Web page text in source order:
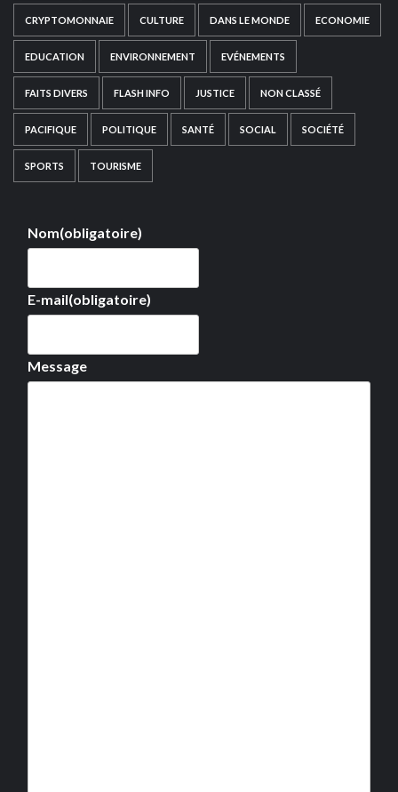
CRYPTOMONNAIE CULTURE DANS LE MONDE ECONOMIE
EDUCATION ENVIRONNEMENT EVÉNEMENTS
FAITS DIVERS FLASH INFO JUSTICE NON CLASSÉ
PACIFIQUE POLITIQUE SANTÉ SOCIAL SOCIÉTÉ
SPORTS TOURISME
Nom(obligatoire)
E-mail(obligatoire)
Message